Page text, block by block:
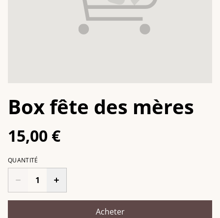
Box fête des mères
15,00 €
QUANTITÉ
Acheter